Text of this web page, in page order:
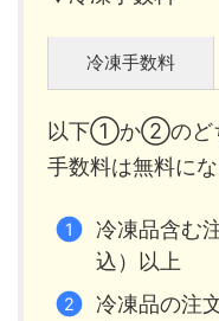
冷凍手数料
以下①か②のど
手数料は無料にな
冷凍品含む
込）以上
冷凍品の注